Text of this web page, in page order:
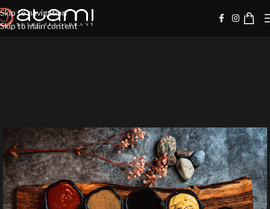
Skip to navigation
Skip to main content